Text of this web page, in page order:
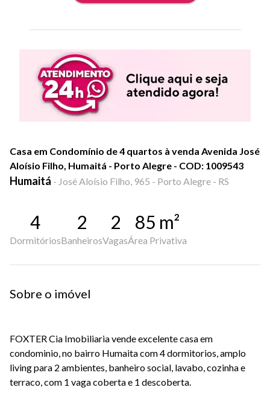
Casa em Condomínio de 4 quartos à venda Avenida José
Aloísio Filho, Humaitá - Porto Alegre - COD: 1009543
Humaitá - José Aloísio Filho, 965 - Porto Alegre - RS
4
Dormitórios
2
Banheiros
2
Vagas
85 m²
Área Privativa
Sobre o imóvel
FOXTER Cia Imobiliaria vende excelente casa em
condominio, no bairro Humaita com 4 dormitorios, amplo
living para 2 ambientes, banheiro social, lavabo, cozinha e
terraco, com 1 vaga coberta e 1 descoberta.